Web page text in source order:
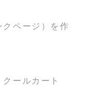
ページ）を作
ールカート